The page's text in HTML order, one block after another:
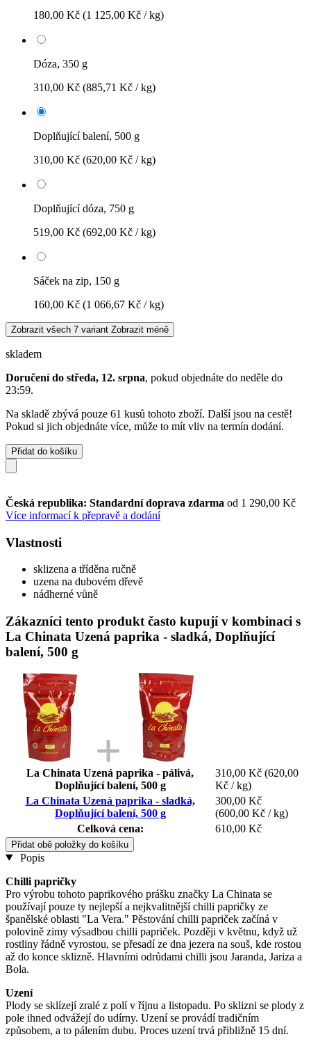
180,00 Kč (1 125,00 Kč / kg)
Dóza, 350 g
310,00 Kč (885,71 Kč / kg)
Doplňující balení, 500 g
310,00 Kč (620,00 Kč / kg)
Doplňující dóza, 750 g
519,00 Kč (692,00 Kč / kg)
Sáček na zip, 150 g
160,00 Kč (1 066,67 Kč / kg)
Zobrazit všech 7 variant Zobrazit méně
skladem
Doručení do středa, 12. srpna, pokud objednáte do neděle do
23:59.
Na skladě zbývá pouze 61 kusů tohoto zboží. Další jsou na cestě!
Pokud si jich objednáte více, může to mít vliv na termín dodání.
Přidat do košíku
Česká republika: Standardní doprava zdarma od 1 290,00 Kč
Více informací k přepravě a dodání
Vlastnosti
sklizena a tříděna ručně
uzena na dubovém dřevě
nádherné vůně
Zákazníci tento produkt často kupují v kombinaci s
La Chinata Uzená paprika - sladká, Doplňující
balení, 500 g
La Chinata Uzená paprika - pálivá,
Doplňující balení, 500 g
310,00 Kč (620,00
Kč / kg)
La Chinata Uzená paprika - sladká,
Doplňující balení, 500 g
300,00 Kč
(600,00 Kč / kg)
Celková cena:
610,00 Kč
Přidat obě položky do košíku
Popis
Chilli papričky
Pro výrobu tohoto paprikového prášku značky La Chinata se
používají pouze ty nejlepší a nejkvalitnější chilli papričky ze
španělské oblasti "La Vera." Pěstování chilli papriček začíná v
polovině zimy výsadbou chilli papriček. Později v květnu, když už
rostliny řádně vyrostou, se přesadí ze dna jezera na souš, kde rostou
až do konce sklizně. Hlavními odrůdami chilli jsou Jaranda, Jariza a
Bola.
Uzení
Plody se sklízejí zralé z polí v říjnu a listopadu. Po sklizni se plody z
pole ihned odvážejí do udírny. Uzení se provádí tradičním
způsobem, a to pálením dubu. Proces uzení trvá přibližně 15 dní.